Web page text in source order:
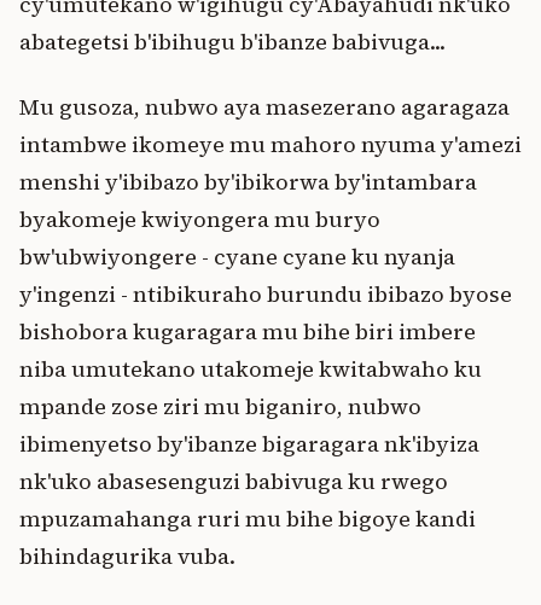
abategetsi b'ibihugu b'ibanze babivuga...
Mu gusoza, nubwo aya masezerano agaragaza
intambwe ikomeye mu mahoro nyuma y'amezi
menshi y'ibibazo by'ibikorwa by'intambara
byakomeje kwiyongera mu buryo
bw'ubwiyongere - cyane cyane ku nyanja
y'ingenzi - ntibikuraho burundu ibibazo byose
bishobora kugaragara mu bihe biri imbere
niba umutekano utakomeje kwitabwaho ku
mpande zose ziri mu biganiro, nubwo
ibimenyetso by'ibanze bigaragara nk'ibyiza
nk'uko abasesenguzi babivuga ku rwego
mpuzamahanga ruri mu bihe bigoye kandi
bihindagurika vuba.